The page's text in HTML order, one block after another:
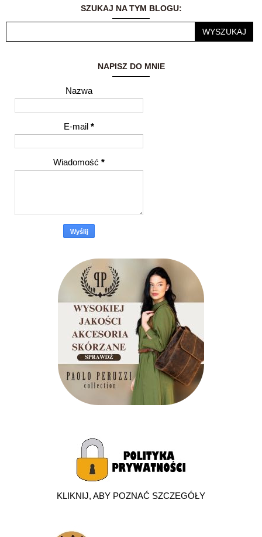
przemyśleniami z
innymi ludźmi to dla
mnie ogromne
SZUKAJ NA TYM BLOGU:
NAPISZ DO MNIE
Nazwa
E-mail *
Wiadomość *
KLIKNIJ, ABY POZNAĆ SZCZEGÓŁY